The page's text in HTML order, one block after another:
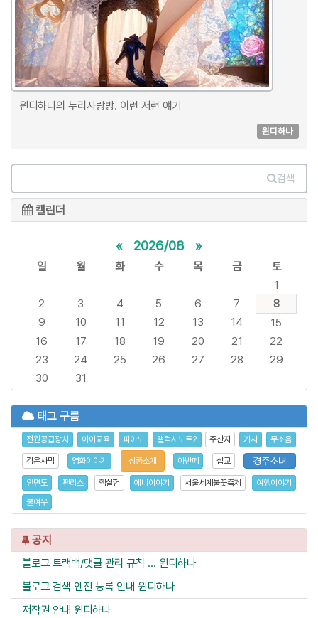
윈디하나의 누리사랑방. 이런 저런 얘기
윈디하나
검색
캘린더
« 2026/08 »
일 월 화 수 목 금
토
1
2
3 4 5 6 7
8
9
10 11 12 13 14
15
16
17 18 19 20 21
22
23
24 25 26 27 28
29
30
31
태그 구름
전원공급장치 아이교육 피아노 갤럭시노트2 주산지 가사 무소음
검은사막 영화이야기 상품소개 아반떼 삽교 경주소녀
안면도 팬리스 핵실험 에니이야기 서울세계불꽃축제
여행이야기
불여우
공지
블로그 트랙백/댓글 관리 규칙 ... 윈디하나
블로그 검색 엔진 등록 안내 윈디하나
저작권 안내 윈디하나